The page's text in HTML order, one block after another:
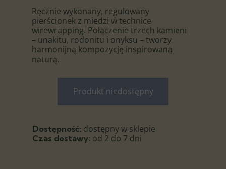
Ręcznie wykonany, regulowany
pierścionek z miedzi w technice
wirewrapping. Połączenie trzech kamieni
– unakitu, rodonitu i onyksu – tworzy
harmonijną kompozycję inspirowaną
naturą.
Produkt niedostępny
Dostępność: dostępny w sklepie
Czas dostawy: od 2 do 7 dni